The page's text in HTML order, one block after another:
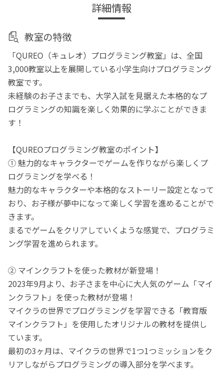
詳細情報
教室の特徴
「QUREO（キュレオ）プログラミング教室」は、全国
3,000教室以上を展開している小学生向けプログラミング
教室です。
未経験のお子さまでも、大学入試を見据えた本格的なプ
ログラミングの知識を楽しく効果的に学ぶことができま
す！
【QUREOプログラミング教室のポイント】
① 魅力的なキャラクターでゲームを作りながら楽しくプ
ログラミングを学べる！
魅力的なキャラクターや本格的なストーリー設定となって
おり、お子様が夢中になって楽しく学習を進めることがで
きます。
まるでゲームをクリアしていくような感覚で、プログラミ
ング学習を進められます。
② マインクラフトを使った教材が新登場！
2023年9月より、お子さまを中心に大人気のゲーム「マイ
ンクラフト」を使った教材が登場！
マイクラの世界でプログラミングを学習できる「教育版
マインクラフト」を使用したオリジナルの教材を提供し
ています。
最初の3ヶ月は、マイクラの世界で1つ1つミッションをク
リアしながらプログラミングの導入部分を学べます。